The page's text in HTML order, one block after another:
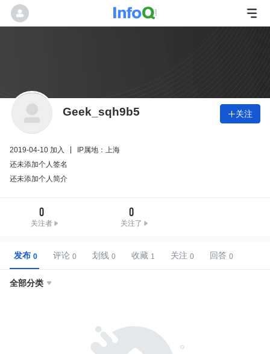
Geek_sqh9b5 关注
2019-04-10 加入
IP属地：上海
还未添加个人签名
还未添加个人简介
0
关注者
0
关注了
发布 评论 划线 收藏 关注 回答
全部分类 